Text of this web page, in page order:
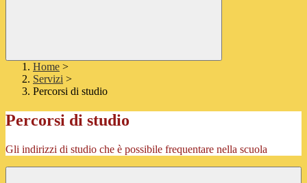
Home >
Servizi >
Percorsi di studio
Percorsi di studio
Gli indirizzi di studio che è possibile frequentare nella scuola